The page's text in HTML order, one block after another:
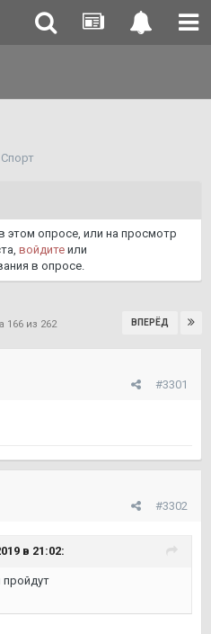
Спорт
этом опросе, или на просмотр
войдите или
в опросе.
ВПЕРЁД
166 из 262
#3301
#3302
в 21:02: